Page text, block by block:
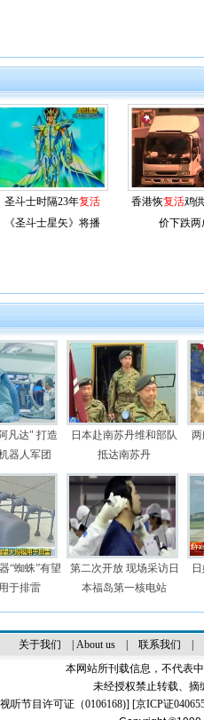
圣斗士时隔23年复活
《圣斗士星矢》将播
香港恢复活鸡
价下跌两
凡达" 打造
器人军团
日本赴南苏丹维和部队
抵达南苏丹
“蜘蛛”有望
于排雷
第二次开放 现场采访日
本福岛第一核电站
关于我们 About us| 联系我们
本网站所刊载信息，不代表
未经授权禁止转载、摘
听节目许可证（0106168)] [京ICP证